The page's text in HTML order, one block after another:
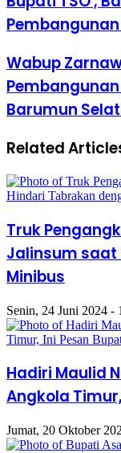
Bupati TSO ;
Wabup
Pembangunan
Barumun
Truk
Jalinsum saat
Senin, 24 Juni 2024 -
Hadiri Maulid
Angkola
Jumat, 20 Oktober